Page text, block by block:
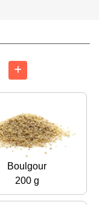
Boulgour
200 g